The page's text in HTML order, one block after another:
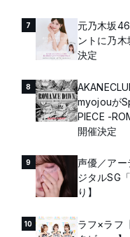
7
元乃木坂
ントに乃
決定
8
myojouが
PIECE -
開催決定
9
声優／アー
ジタルSG
り】
10
ラフ×ラフ